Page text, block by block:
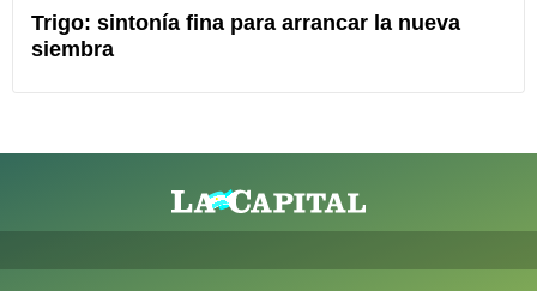
Trigo: sintonía fina para arrancar la nueva
siembra